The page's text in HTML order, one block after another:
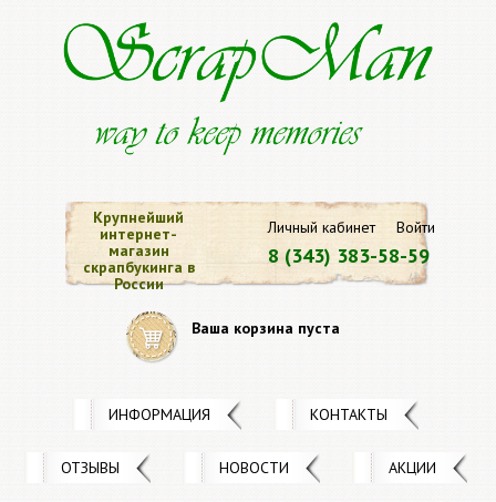
Личный кабинет Войти
8 (343) 383-58-59
Крупнейший
интернет-
магазин
скрапбукинга в
России
Ваша корзина пуста
ИНФОРМАЦИЯ КОНТАКТЫ
ОТЗЫВЫ НОВОСТИ АКЦИИ